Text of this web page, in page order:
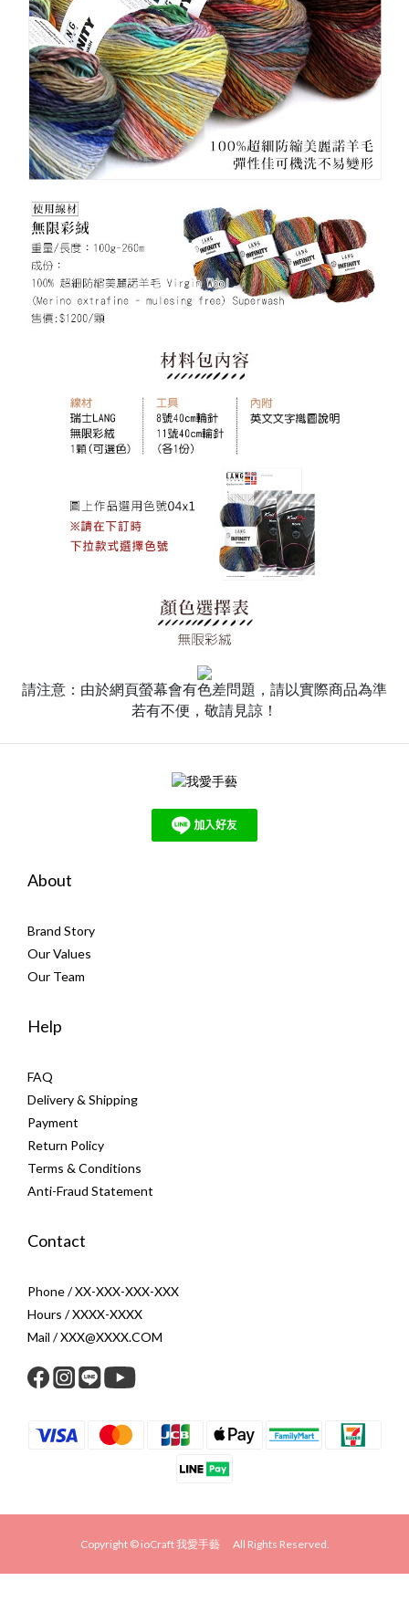
請注意：由於網頁螢幕會有色差問題，請以實際商品為準
若有不便，敬請見諒！
About
Brand Story
Our Values
Our Team
Help
FAQ
Delivery & Shipping
Payment
Return Policy
Terms & Conditions
Anti-Fraud Statement
Contact
Phone / XX-XXX-XXX-XXX
Hours / XXXX-XXXX
Mail / XXX@XXXX.COM
Copyright © ioCraft 我愛手藝 All Rights Reserved.